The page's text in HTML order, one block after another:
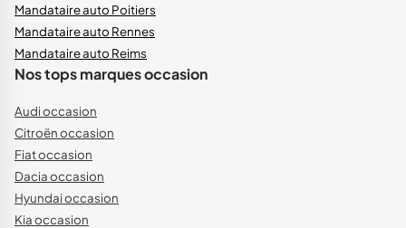
Mandataire auto Poitiers
Mandataire auto Rennes
Mandataire auto Reims
Nos tops marques occasion
Audi occasion
Citroën occasion
Fiat occasion
Dacia occasion
Hyundai occasion
Kia occasion